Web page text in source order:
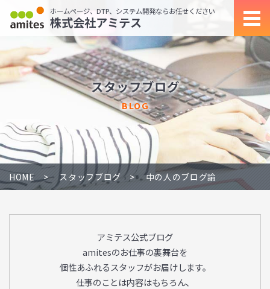
ホームページ、DTP、システム開発ならお任せください
株式会社アミテス
スタッフブログ
BLOG
HOME スタッフブログ 中の人のブログ論
アミテス公式ブログ
amitesのお仕事の裏舞台を
個性あふれるスタッフがお届けします。
仕事のことは内容はもちろん、